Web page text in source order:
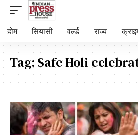
होम सियासी वर्ल्ड राज्य
Tag: Safe Holi